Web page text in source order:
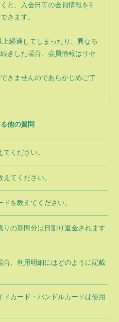
と、入会日等の会員情報を引
きます。
経過してしまったり、異なる
きした場合、会員情報はリセ
きませんのであらかじめご了
他の質問
ください。
てください。
を教えてください。
りの期間分は日割り返金されます
合、利用明細にはどのように記載
ドカード・バンドルカードは使用